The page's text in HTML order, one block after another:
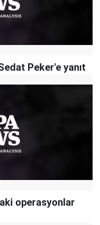
Peker'e yanıt
operasyonlar